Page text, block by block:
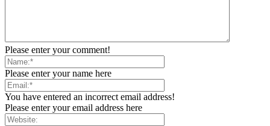
Please enter your comment!
Please enter your name here
You have entered an incorrect email address!
Please enter your email address here